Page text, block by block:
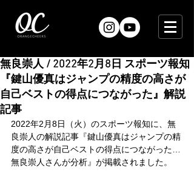
無良崇人 / 2022年2月8日 スポーツ報知
『鍵山優真はジャンプの精度の高さが
自己ベストの得点につながった』解説
記事
2022年2月8日（火）のスポーツ報知に、無
良崇人の解説記事『鍵山優真はジャンプの精
度の高さが自己ベストの得点につながった…
無良崇人さんが分析』が掲載されました。